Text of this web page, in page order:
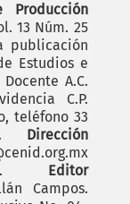
Producción
13 Núm. 25
publicación
Estudios e
A.C.
C.P.
teléfono 33
Dirección
Editor
Campos.